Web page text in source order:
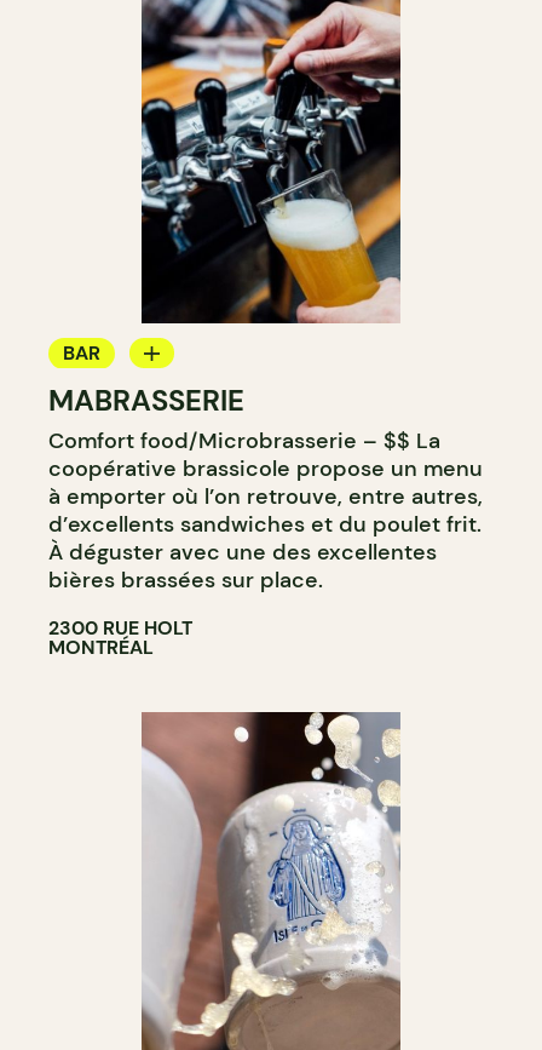
BAR
MICROBRASSERIE
MABRASSERIE
Comfort food/Microbrasserie – $$ La
coopérative brassicole propose un menu
à emporter où l’on retrouve, entre autres,
d’excellents sandwiches et du poulet frit.
À déguster avec une des excellentes
bières brassées sur place.
2300 RUE HOLT
MONTRÉAL